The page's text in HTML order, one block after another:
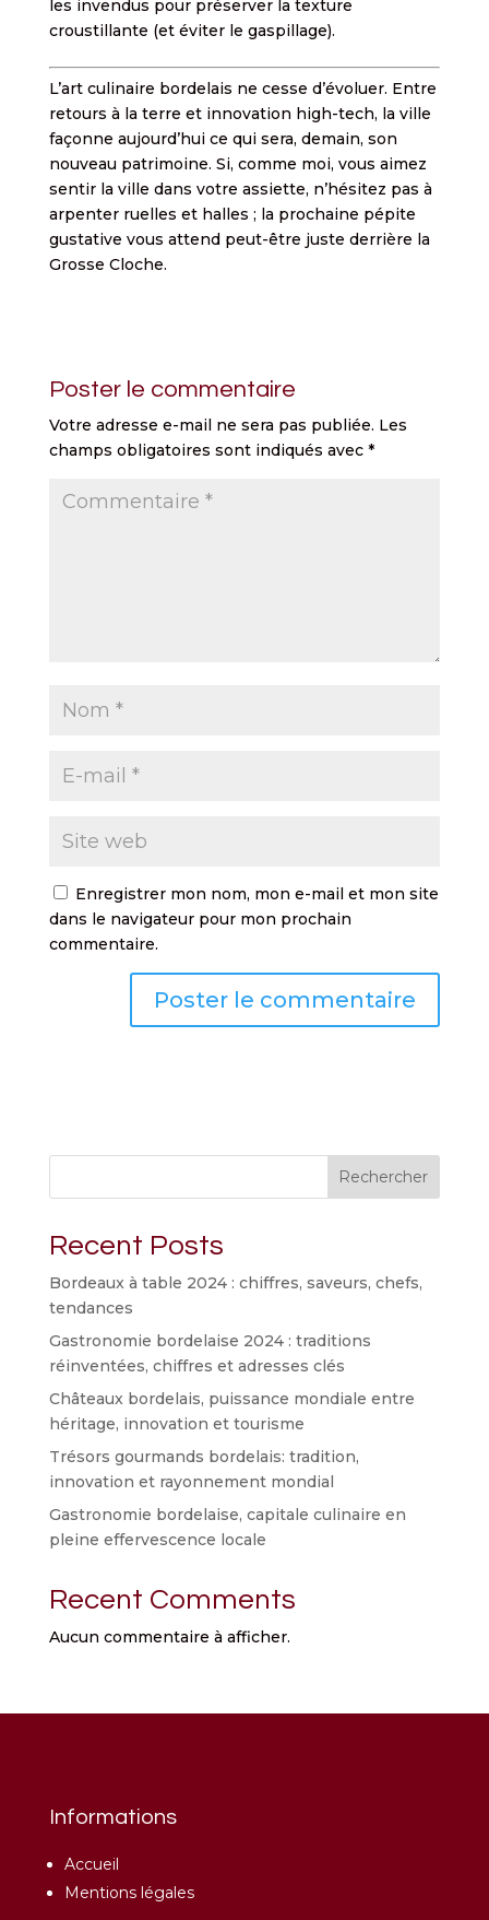
les invendus pour préserver la texture
croustillante (et éviter le gaspillage).
L’art culinaire bordelais ne cesse d’évoluer. Entre
retours à la terre et innovation high-tech, la ville
façonne aujourd’hui ce qui sera, demain, son
nouveau patrimoine. Si, comme moi, vous aimez
sentir la ville dans votre assiette, n’hésitez pas à
arpenter ruelles et halles ; la prochaine pépite
gustative vous attend peut-être juste derrière la
Grosse Cloche.
Poster le commentaire
Votre adresse e-mail ne sera pas publiée. Les
champs obligatoires sont indiqués avec *
Enregistrer mon nom, mon e-mail et mon site
dans le navigateur pour mon prochain
commentaire.
Rechercher
Recent Posts
Bordeaux à table 2024 : chiffres, saveurs, chefs,
tendances
Gastronomie bordelaise 2024 : traditions
réinventées, chiffres et adresses clés
Châteaux bordelais, puissance mondiale entre
héritage, innovation et tourisme
Trésors gourmands bordelais: tradition,
innovation et rayonnement mondial
Gastronomie bordelaise, capitale culinaire en
pleine effervescence locale
Recent Comments
Aucun commentaire à afficher.
Informations
Accueil
Mentions légales